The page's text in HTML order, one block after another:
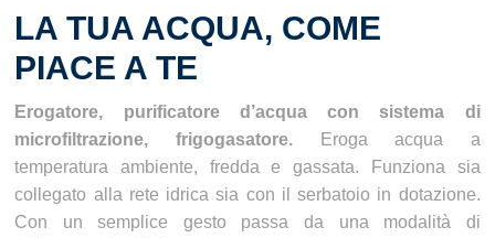
LA TUA ACQUA, COME
PIACE A TE
Erogatore, purificatore d’acqua con sistema di
microfiltrazione, frigogasatore.
Eroga acqua a
temperatura ambiente, fredda e gassata. Funziona sia
collegato alla rete idrica sia con il serbatoio in dotazione.
Con un semplice gesto passa da una modalità di